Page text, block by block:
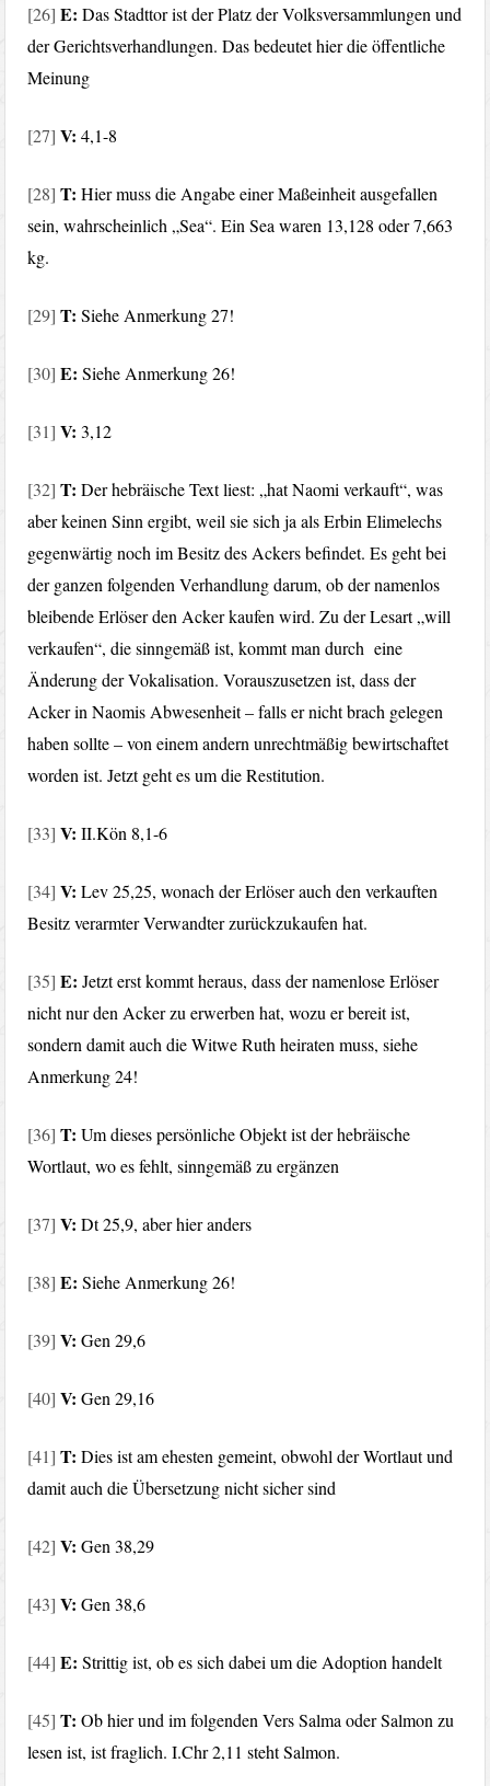
[26] E:Das Stadttor ist der Platz der Volksversammlungen und
der Gerichtsverhandlungen. Das bedeutet hier die öffentliche
Meinung
[27] V: 4,1-8
[28] T:Hier muss die Angabe einer Maßeinheit ausgefallen
sein, wahrscheinlich „Sea“. Ein Sea waren 13,128 oder 7,663
kg.
[29] T:Siehe Anmerkung 27!
[30] E:Siehe Anmerkung 26!
[31] V:3,12
[32] T:Der hebräische Text liest: „hat Naomi verkauft“, was
aber keinen Sinn ergibt, weil sie sich ja als Erbin Elimelechs
gegenwärtig noch im Besitz des Ackers befindet. Es geht bei
der ganzen folgenden Verhandlung darum, ob der namenlos
bleibende Erlöser den Acker kaufen wird. Zu der Lesart „will
verkaufen“, die sinngemäß ist, kommt man durch eine
Änderung der Vokalisation. Vorauszusetzen ist, dass der
Acker in Naomis Abwesenheit – falls er nicht brach gelegen
haben sollte – von einem andern unrechtmäßig bewirtschaftet
worden ist. Jetzt geht es um die Restitution.
[33] V:II.Kön 8,1-6
[34] V: Lev 25,25, wonach der Erlöser auch den verkauften
Besitz verarmter Verwandter zurückzukaufen hat.
[35] E: Jetzt erst kommt heraus, dass der namenlose Erlöser
nicht nur den Acker zu erwerben hat, wozu er bereit ist,
sondern damit auch die Witwe Ruth heiraten muss, siehe
Anmerkung 24!
[36] T: Um dieses persönliche Objekt ist der hebräische
Wortlaut, wo es fehlt, sinngemäß zu ergänzen
[37] V:Dt 25,9, aber hier anders
[38] E:Siehe Anmerkung 26!
[39] V:Gen 29,6
[40] V:Gen 29,16
[41] T:Dies ist am ehesten gemeint, obwohl der Wortlaut und
damit auch die Übersetzung nicht sicher sind
[42] V:Gen 38,29
[43] V:Gen 38,6
[44] E:Strittig ist, ob es sich dabei um die Adoption handelt
[45] T:Ob hier und im folgenden Vers Salma oder Salmon zu
lesen ist, ist fraglich. I.Chr 2,11 steht Salmon.